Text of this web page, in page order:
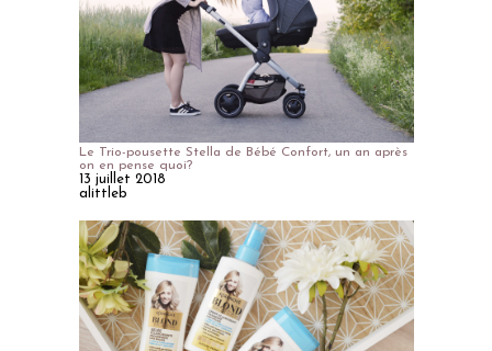
Le Trio-pousette Stella de Bébé Confort, un an après
on en pense quoi?
13 juillet 2018
alittleb